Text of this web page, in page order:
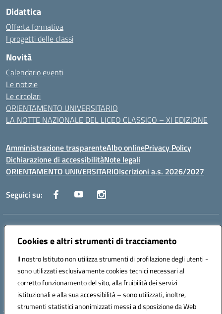
Cookies e altri strumenti di tracciamento
Il nostro Istituto non utilizza strumenti di profilazione degli utenti -
sono utilizzati esclusivamente cookies tecnici necessari al
corretto funzionamento del sito, alla fruibilità dei servizi
istituzionali e alla sua accessibilità – sono utilizzati, inoltre,
strumenti statistici anonimizzati messi a disposizione da Web
Didattica
Offerta formativa
I progetti delle classi
Novità
Calendario eventi
Le notizie
Le circolari
ORIENTAMENTO UNIVERSITARIO
LA NOTTE NAZIONALE DEL LICEO CLASSICO – XI EDIZIONE
Amministrazione trasparenteAlbo onlinePrivacy Policy
Dichiarazione di accessibilitàNote legali
ORIENTAMENTO UNIVERSITARIOIscrizioni a.s. 2026/2027
Seguici su:
Indirizzo:
Centralino:0882 331218 Email:fgps210002@istruzione.it
Codice fiscale: 93071630714
Codice meccanografico:
FGPS210002
Codice unico di fatturazione (CUF): UF7W9K